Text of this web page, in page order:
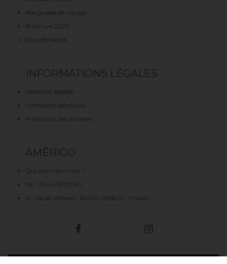
Nos guides de voyage
Brochure 2026
Nos affichettes
INFORMATIONS LÉGALES
Mentions légales
Conditions générales
Protection des données
AMÉRIGO
Qui sommes-nous ?
Tél : 03 44 53 03 93
12, rue de Villevert, 60300 SENLIS - France